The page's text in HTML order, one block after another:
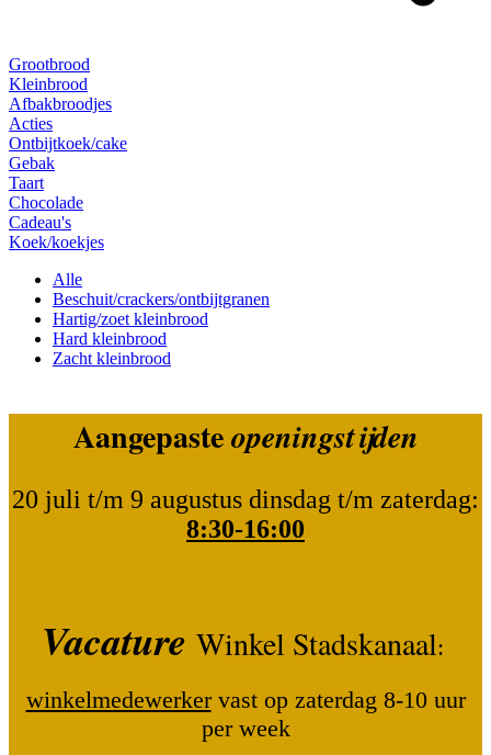
Grootbrood
Kleinbrood
Afbakbroodjes
Acties
Ontbijtkoek/cake
Gebak
Taart
Chocolade
Cadeau's
Koek/koekjes
Alle
Beschuit/crackers/ontbijtgranen
Hartig/zoet kleinbrood
Hard kleinbrood
Zacht kleinbrood
Aangepasteopeningstijden
20 juli t/m 9 augustus dinsdag t/m zaterdag:
8:30-16:00
Vacature Winkel Stadskanaal:
winkelmedewerkervast op zaterdag 8-10 uur
per week